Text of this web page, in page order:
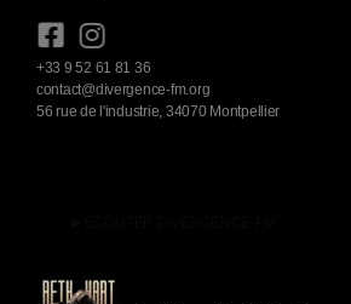
+33 9 52 61 81 36
contact@divergence-fm.org
56 rue de l'industrie, 34070 Montpellier